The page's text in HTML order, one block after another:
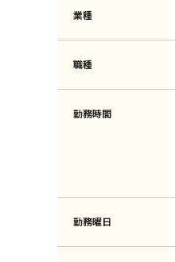
業種
職種
勤務時間
勤務曜日